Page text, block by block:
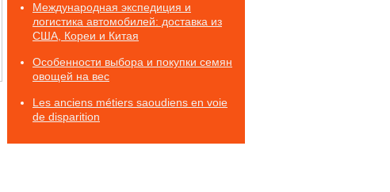
Международная экспедиция и
логистика автомобилей: доставка из
США, Кореи и Китая
Особенности выбора и покупки семян
овощей на вес
Les anciens métiers saoudiens en voie
de disparition